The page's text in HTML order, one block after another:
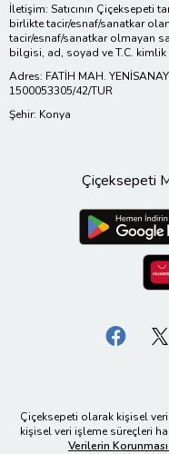
İletişim: Satıcının
birlikte tacir/esnaf/sanatkar
tacir/esnaf/sanatkar olmayan
bilgisi, ad, soyad ve T.C. kimlik
Adres: FATİH MAH.
1500053305/42/TUR
Şehir: Konya
Çiçeksepeti
Çiçeksepeti olarak kişisel
kişisel veri işleme süreçleri
Verilerin